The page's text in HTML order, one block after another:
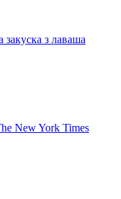
з лаваша
New York Times